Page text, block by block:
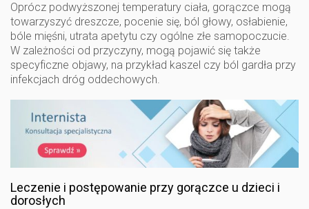
Oprócz podwyższonej temperatury ciała, gorączce mogą
towarzyszyć dreszcze, pocenie się, ból głowy, osłabienie,
bóle mięśni, utrata apetytu czy ogólne złe samopoczucie.
W zależności od przyczyny, mogą pojawić się także
specyficzne objawy, na przykład kaszel czy ból gardła przy
infekcjach dróg oddechowych.
Leczenie i postępowanie przy gorączce u dzieci i
dorosłych